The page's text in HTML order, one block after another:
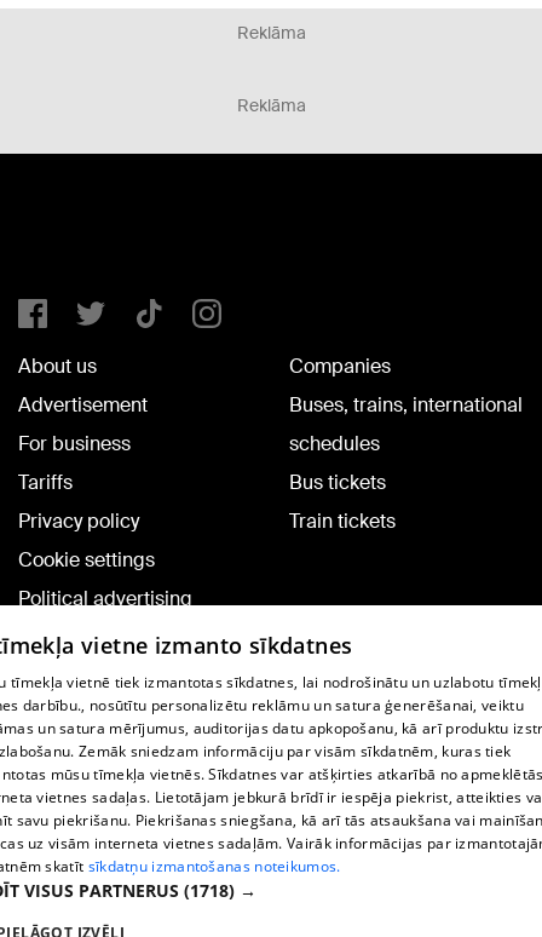
Reklāma
Reklāma
About us
Advertisement
For business
Tariffs
Privacy policy
Cookie settings
Political advertising
Cookie policy
Commenting terms
Companies
Buses, trains, international
schedules
Bus tickets
Train tickets
TV program
Contract rules
360 Ziņu kontakti
Helio Media
Vortal assistance service: e-mail -
vietne izmanto sīkdatnes
tīmekļa vietnē tiek izmantotas sīkdatnes, lai nodrošinātu un uzlabotu
darbību., nosūtītu personalizētu reklāmu un satura ģenerēšanai, veiktu
un satura mērījumus, auditorijas datu apkopošanu, kā arī produktu
Zemāk sniedzam informāciju par visām sīkdatnēm, kuras tiek
mūsu tīmekļa vietnēs. Sīkdatnes var atšķirties atkarībā no
vietnes sadaļas. Lietotājam jebkurā brīdī ir iespēja piekrist, atteikties
savu piekrišanu. Piekrišanas sniegšana, kā arī tās atsaukšana vai
uz visām interneta vietnes sadaļām. Vairāk informācijas par
skatīt sīkdatņu izmantošanas noteikumos.
VISUS PARTNERUS (1718) →
IZVĒLI